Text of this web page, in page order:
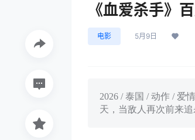
《血爱杀手》
电影 5月9日
2026 / 泰国 / 动作 / 爱
天，当敌人再次前来